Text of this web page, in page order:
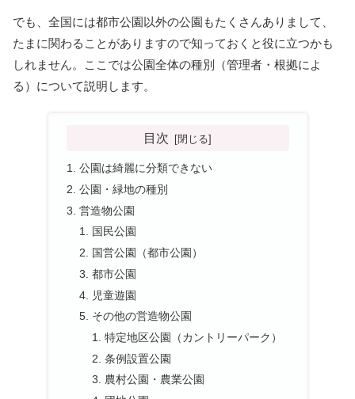
でも、全国には都市公園以外の公園もたくさんありまして、
たまに関わることがありますので知っておくと役に立つかも
しれません。ここでは公園全体の種別（管理者・根拠によ
る）について説明します。
目次
公園は綺麗に分類できない
公園・緑地の種別
営造物公園
国民公園
国営公園（都市公園）
都市公園
児童遊園
その他の営造物公園
特定地区公園（カントリーパーク）
条例設置公園
農村公園・農業公園